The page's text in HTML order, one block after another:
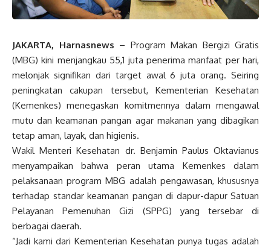
JAKARTA, Harnasnews – Program Makan Bergizi Gratis
(MBG) kini menjangkau 55,1 juta penerima manfaat per hari,
melonjak signifikan dari target awal 6 juta orang. Seiring
peningkatan cakupan tersebut, Kementerian Kesehatan
(Kemenkes) menegaskan komitmennya dalam mengawal
mutu dan keamanan pangan agar makanan yang dibagikan
tetap aman, layak, dan higienis.
Wakil Menteri Kesehatan dr. Benjamin Paulus Oktavianus
menyampaikan bahwa peran utama Kemenkes dalam
pelaksanaan program MBG adalah pengawasan, khususnya
terhadap standar keamanan pangan di dapur-dapur Satuan
Pelayanan Pemenuhan Gizi (SPPG) yang tersebar di
berbagai daerah.
“Jadi kami dari Kementerian Kesehatan punya tugas adalah